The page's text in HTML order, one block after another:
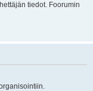
tiedot. Foorumin